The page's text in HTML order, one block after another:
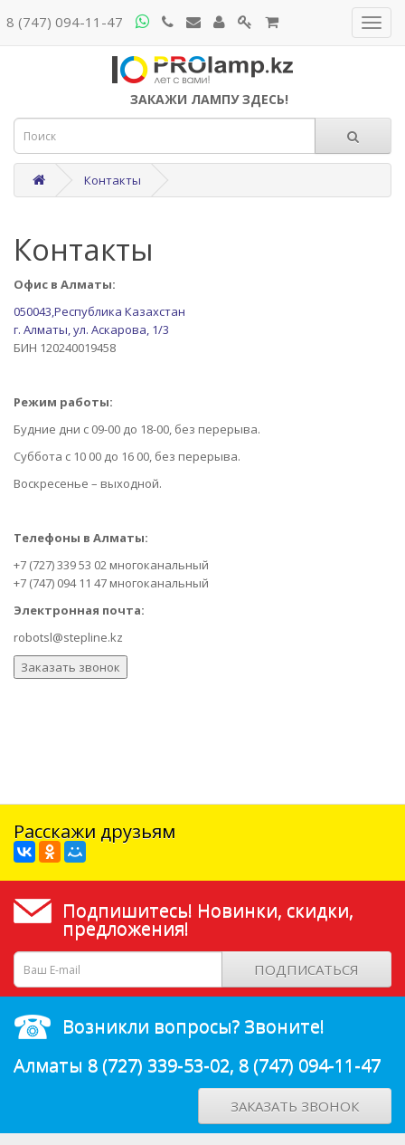
8 (747) 094-11-47
ЗАКАЖИ ЛАМПУ ЗДЕСЬ!
Контакты
Контакты
Офис в Алматы:
050043,Республика Казахстан
г. Алматы,ул. Аскарова, 1/3
БИН 120240019458
Режим работы:
Будние дни с 09-00 до 18-00, без перерыва.
Суббота с 10 00 до 16 00, без перерыва.
Воскресенье – выходной.
Телефоны в Алматы:
+7 (727) 339 53 02 многоканальный
+7 (747) 094 11 47 многоканальный
Электронная почта:
robotsl@stepline.kz
Заказать звонок
Расскажи друзьям
Подпишитесь! Новинки, скидки,
предложения!
ПОДПИСАТЬСЯ
Возникли вопросы? Звоните!
Алматы 8 (727) 339-53-02, 8 (747) 094-11-47
ЗАКАЗАТЬ ЗВОНОК